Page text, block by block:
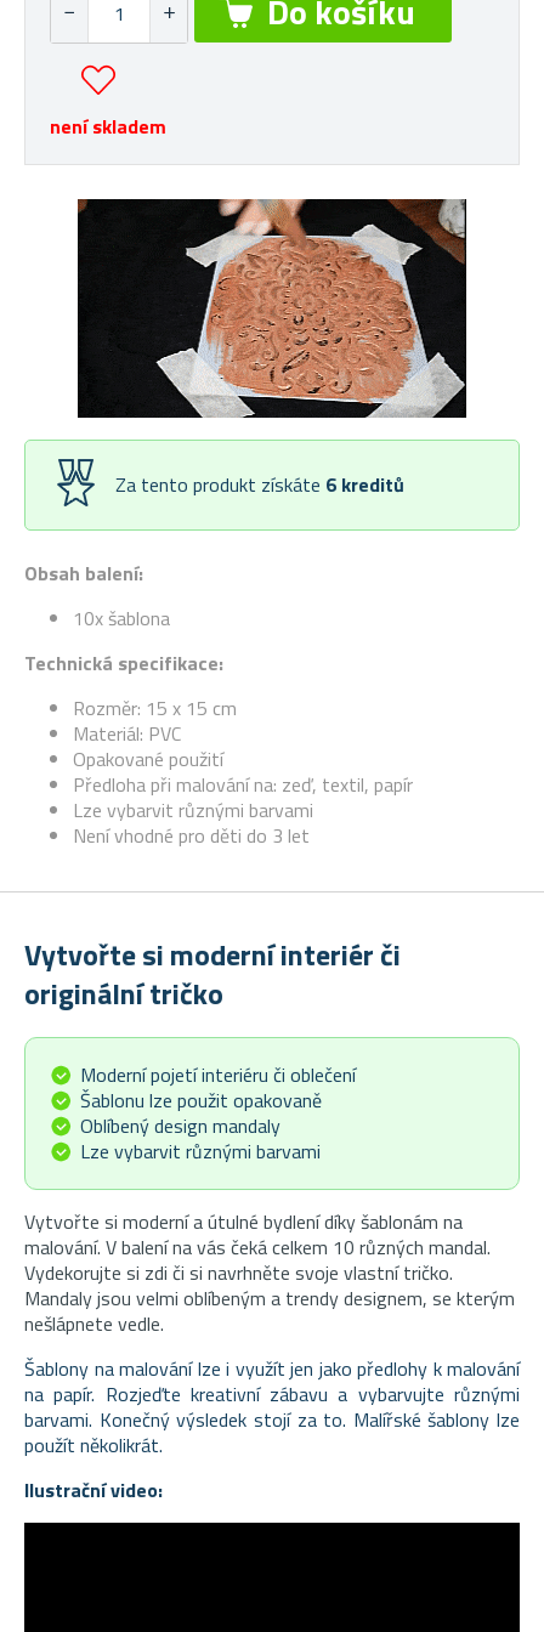
Obsah balení:
10x šablona
Technická specifikace:
Rozměr: 15 x 15 cm
Materiál: PVC
Opakované použití
Předloha při malování na: zeď, textil, papír
Lze vybarvit různými barvami
Není vhodné pro děti do 3 let
není skladem
Za tento produkt získáte 6 kreditů
Vytvořte si moderní interiér či
originální tričko
Moderní pojetí interiéru či oblečení
Šablonu lze použit opakovaně
Oblíbený design mandaly
Lze vybarvit různými barvami
Vytvořte si moderní a útulné bydlení díky šablonám na
malování. V balení na vás čeká celkem 10 různých mandal.
Vydekorujte si zdi či si navrhněte svoje vlastní tričko.
Mandaly jsou velmi oblíbeným a trendy designem, se kterým
nešlápnete vedle.
Šablony na malování lze i využít jen jako předlohy k malování
na papír. Rozjeďte kreativní zábavu a vybarvujte různými
barvami. Konečný výsledek stojí za to. Malířské šablony lze
použít několikrát.
Ilustrační video: